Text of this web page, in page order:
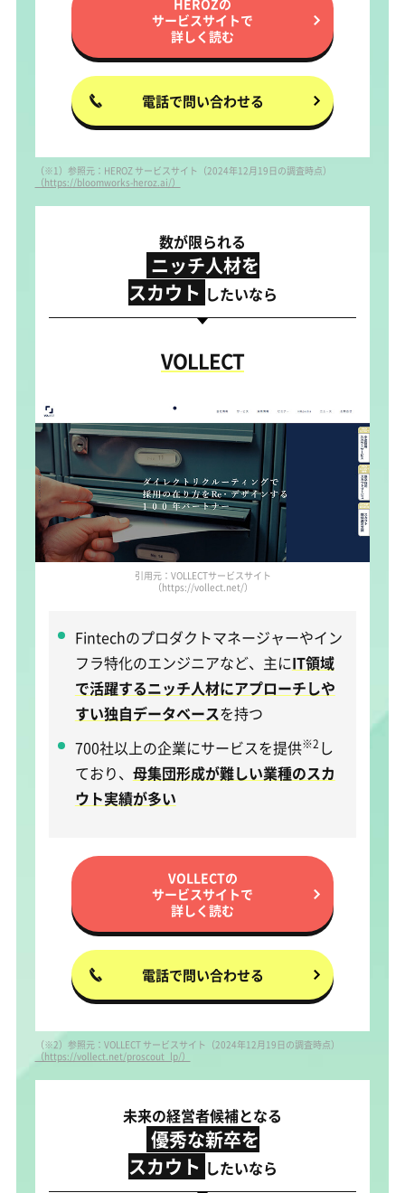
サービスサイトで
詳しく読む
電話で問い合わせる
（※1）参照元：HEROZ サービスサイト（2024年12月19日の調査時点）
（https://bloomworks-heroz.ai/）
数が限られる
ニッチ人材を
スカウト したいなら
VOLLECT
引用元：VOLLECTサービスサイト
（https://vollect.net/）
Fintechのプロダクトマネージャーやイン
フラ特化のエンジニアなど、主にIT領域
で活躍するニッチ人材にアプローチしや
すい独自データベースを持つ
700社以上の企業にサービスを提供※2 し
ており、 母集団形成が難しい業種のスカ
ウト実績が多い
VOLLECTの
サービスサイトで
詳しく読む
電話で問い合わせる
（※2）参照元：VOLLECT サービスサイト（2024年12月19日の調査時点）
（https://vollect.net/proscout_lp/）
未来の経営者候補となる
優秀な新卒を
スカウト したいなら